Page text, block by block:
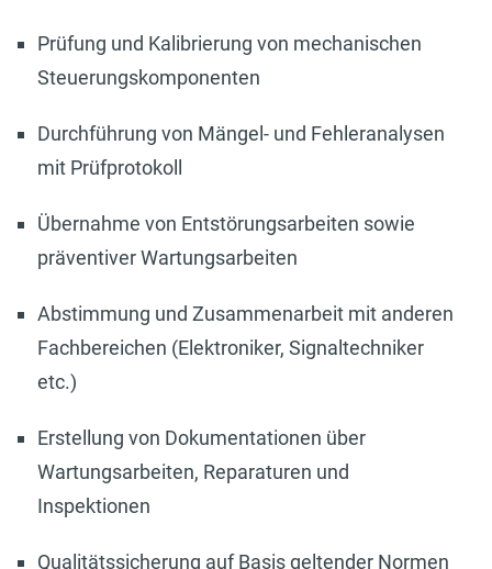
Prüfung und Kalibrierung von mechanischen
Steuerungskomponenten
Durchführung von Mängel- und Fehleranalysen
mit Prüfprotokoll
Übernahme von Entstörungsarbeiten sowie
präventiver Wartungsarbeiten
Abstimmung und Zusammenarbeit mit anderen
Fachbereichen (Elektroniker, Signaltechniker
etc.)
Erstellung von Dokumentationen über
Wartungsarbeiten, Reparaturen und
Inspektionen
Qualitätssicherung auf Basis geltender Normen